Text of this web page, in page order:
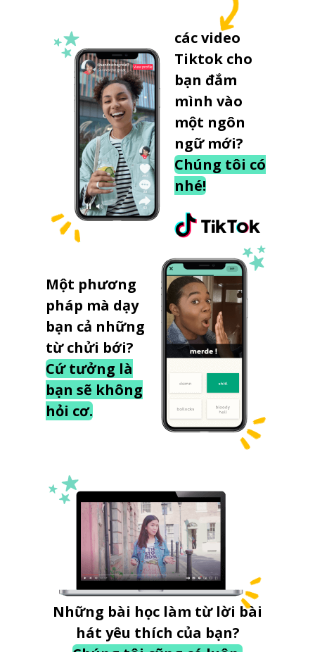
các video
Tiktok cho
bạn đắm
mình vào
một ngôn
ngữ mới?
Chúng tôi có
nhé!
Một phương
pháp mà dạy
bạn cả những
từ chửi bới?
Cứ tưởng là
bạn sẽ không
hỏi cơ.
Những bài học làm từ lời bài
hát yêu thích của bạn?